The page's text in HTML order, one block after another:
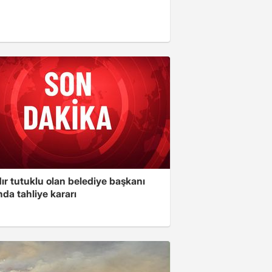
tutuklu olan belediye başkanı
tahliye kararı